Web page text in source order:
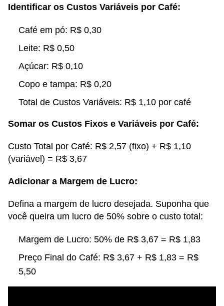
Identificar os Custos Variáveis por Café:
Café em pó: R$ 0,30
Leite: R$ 0,50
Açúcar: R$ 0,10
Copo e tampa: R$ 0,20
Total de Custos Variáveis: R$ 1,10 por café
Somar os Custos Fixos e Variáveis por Café:
Custo Total por Café: R$ 2,57 (fixo) + R$ 1,10
(variável) = R$ 3,67
Adicionar a Margem de Lucro:
Defina a margem de lucro desejada. Suponha que
você queira um lucro de 50% sobre o custo total:
Margem de Lucro: 50% de R$ 3,67 = R$ 1,83
Preço Final do Café: R$ 3,67 + R$ 1,83 = R$
5,50